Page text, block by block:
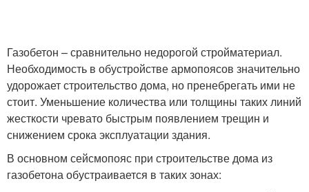
Газобетон – сравнительно недорогой стройматериал.
Необходимость в обустройстве армопоясов значительно
удорожает строительство дома, но пренебрегать ими не
стоит. Уменьшение количества или толщины таких линий
жесткости чревато быстрым появлением трещин и
снижением срока эксплуатации здания.
В основном сейсмопояс при строительстве дома из
газобетона обустраивается в таких зонах: